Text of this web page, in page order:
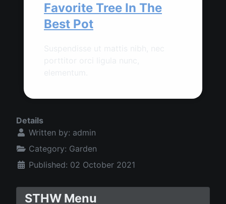
Favorite Tree In The
Best Pot
Details
Written by: admin
Category: Garden
Published: 02 October 2021
STHW Menu